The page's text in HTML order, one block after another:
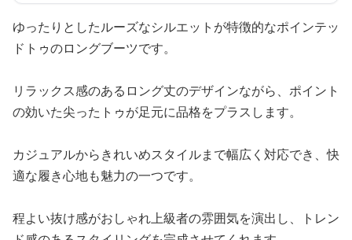
ゆったりとしたルーズなシルエットが特徴的なポインテッ
ドトゥのロングブーツです。
リラックス感のあるロング丈のデザインながら、ポイント
の効いた尖ったトゥが足元に品格をプラスします。
カジュアルからきれいめスタイルまで幅広く対応でき、快
適な履き心地も魅力の一つです。
程よい抜け感がおしゃれ上級者の雰囲気を演出し、トレン